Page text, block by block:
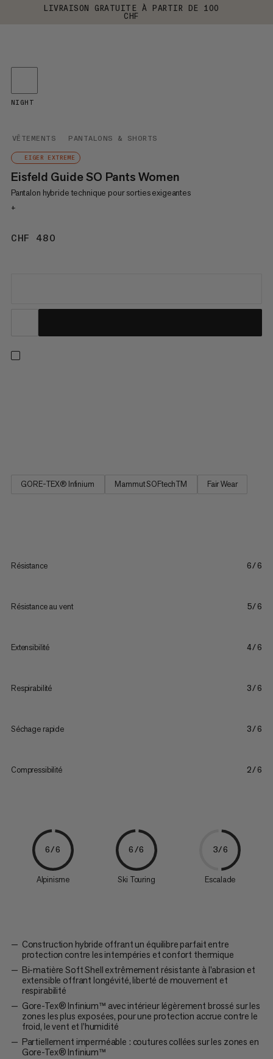
LIVRAISON GRATUITE À PARTIR DE 100
CHF
VÊTEMENTS PANTALONS & SHORTS
EIGER EXTREME
Eisfeld Guide SO Pants Women
Pantalon hybride technique pour sorties exigeantes
+
CHF 480
NIGHT
GORE-TEX® Infinium Mammut SOFtechTM Fair Wear
Résistance 6/6
Résistance au vent 5/6
Extensibilité 4/6
Respirabilité 3/6
Séchage rapide 3/6
Compressibilité 2/6
6/6
Alpinisme
6/6
Ski Touring
3/6
Escalade
Construction hybride offrant un équilibre parfait entre
protection contre les intempéries et confort thermique
Bi-matière Soft Shell extrêmement résistante à l’abrasion et
extensible offrant longévité, liberté de mouvement et
respirabilité
Gore-Tex® Infinium™ avec intérieur légèrement brossé sur les
zones les plus exposées, pour une protection accrue contre le
froid, le vent et l’humidité
Partiellement imperméable : coutures collées sur les zones en
Gore-Tex® Infinium™